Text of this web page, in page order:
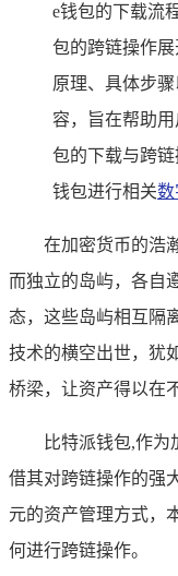
e钱包的下载流
包的跨链操作
原理、具体步
容，旨在帮助
包的下载与跨
钱包进行相关数
在加密货币的浩
而独立的岛屿，各自
态，这些岛屿相互隔
技术的横空出世，犹
桥梁，让资产得以在
比特派钱包,作
借其对跨链操作的强
元的资产管理方式，
何进行跨链操作。